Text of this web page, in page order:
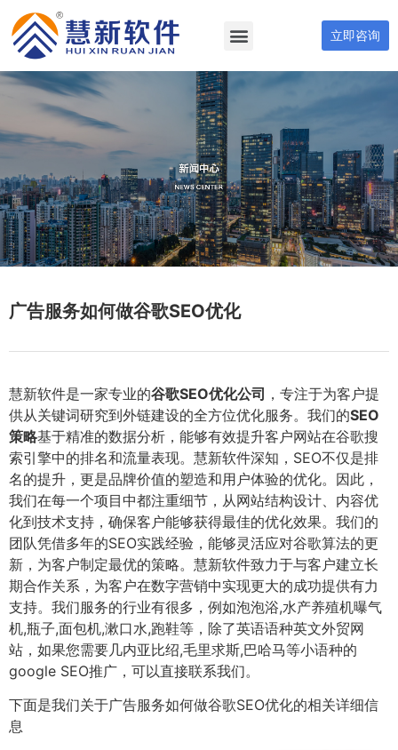
立即咨询
广告服务如何做谷歌SEO优化
慧新软件是一家专业的谷歌SEO优化公司 ，专注于为客户提
供从关键词研究到外链建设的全方位优化服务。我们的SEO
策略基于精准的数据分析，能够有效提升客户网站在谷歌搜
索引擎中的排名和流量表现。慧新软件深知，SEO不仅是排
名的提升，更是品牌价值的塑造和用户体验的优化。因此，
我们在每一个项目中都注重细节，从网站结构设计、内容优
化到技术支持，确保客户能够获得最佳的优化效果。我们的
团队凭借多年的SEO实践经验，能够灵活应对谷歌算法的更
新，为客户制定最优的策略。慧新软件致力于与客户建立长
期合作关系，为客户在数字营销中实现更大的成功提供有力
支持。我们服务的行业有很多，例如泡泡浴,水产养殖机曝气
机,瓶子,面包机,漱口水,跑鞋等，除了英语语种英文外贸网
站，如果您需要几内亚比绍,毛里求斯,巴哈马等小语种的
google SEO推广，可以直接联系我们。
下面是我们关于广告服务如何做谷歌SEO优化的相关详细信
息